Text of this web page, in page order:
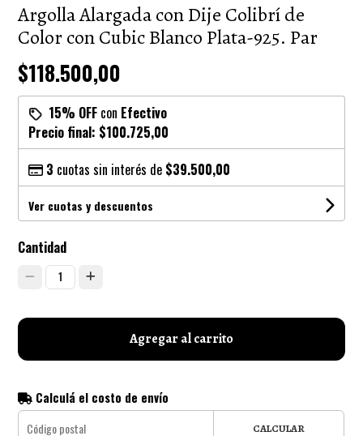
Argolla Alargada con Dije Colibrí de
Color con Cubic Blanco Plata-925. Par
$118.500,00
15% OFF con Efectivo
Precio final: $100.725,00
3 cuotas sin interés de $39.500,00
Ver cuotas y descuentos
Cantidad
1
Agregar al carrito
Calculá el costo de envío
CALCULAR